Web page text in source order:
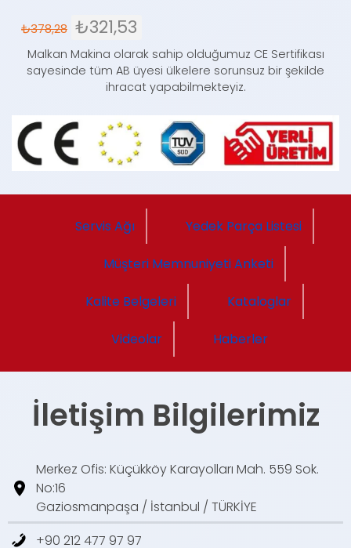
₺378,28 ₺321,53
Malkan Makina olarak sahip olduğumuz CE Sertifikası
sayesinde tüm AB üyesi ülkelere sorunsuz bir şekilde
ihracat yapabilmekteyiz.
Servis Ağı Yedek Parça Listesi
Müşteri Memnuniyeti Anketi
Kalite Belgeleri Kataloglar
Videolar Haberler
İletişim Bilgilerimiz
Merkez Ofis: Küçükköy Karayolları Mah. 559 Sok.
No:16
Gaziosmanpaşa / İstanbul / TÜRKİYE
+90 212 477 97 97